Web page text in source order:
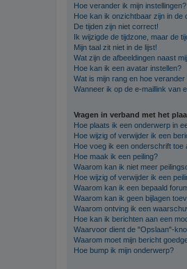
Hoe verander ik mijn instellingen?
Hoe kan ik onzichtbaar zijn in de
De tijden zijn niet correct!
Ik wijzigde de tijdzone, maar de
Mijn taal zit niet in de lijst!
Wat zijn de afbeeldingen naast
Hoe kan ik een avatar instellen?
Wat is mijn rang en hoe verander
Wanneer ik op de e-maillink van
Vragen in verband met het
Hoe plaats ik een onderwerp in
Hoe wijzig of verwijder ik een
Hoe voeg ik een onderschrift toe
Hoe maak ik een peiling?
Waarom kan ik niet meer
Hoe wijzig of verwijder ik een
Waarom kan ik een bepaald
Waarom kan ik geen bijlagen
Waarom ontving ik een
Hoe kan ik berichten aan een
Waarvoor dient de "Opslaan"-
Waarom moet mijn bericht
Hoe bump ik mijn onderwerp?